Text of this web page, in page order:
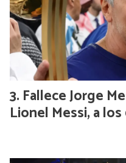
Fallece Jorge
Lionel Messi, a